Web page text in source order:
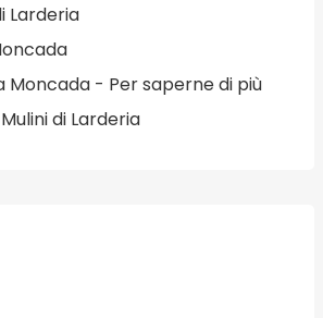
Larderia
Moncada - Per saperne di più
di Larderia